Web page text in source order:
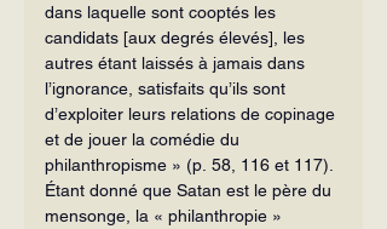
dans laquelle sont cooptés les
candidats [aux degrés élevés], les
autres étant laissés à jamais dans
l’ignorance, satisfaits qu’ils sont
d’exploiter leurs relations de copinage
et de jouer la comédie du
philanthropisme » (p. 58, 116 et 117).
Étant donné que Satan est le père du
mensonge, la « philanthropie »